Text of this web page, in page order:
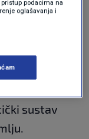
da bude
traži
sustav
podacima na
oglašavanja i